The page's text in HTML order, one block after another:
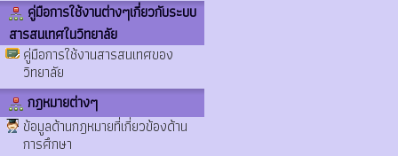
คู่มือการใช้งานต่างๆเกี่ยวกับระบบ
สารสนเทศในวิทยาลัย
คู่มือการใช้งานสารสนเทศของ
วิทยาลัย
กฎหมายต่างๆ
ข้อมูลด้านกฎหมายที่เกี่ยวข้องด้าน
การศึกษา